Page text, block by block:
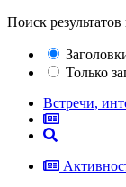
Поиск результатов
Только
Встречи,